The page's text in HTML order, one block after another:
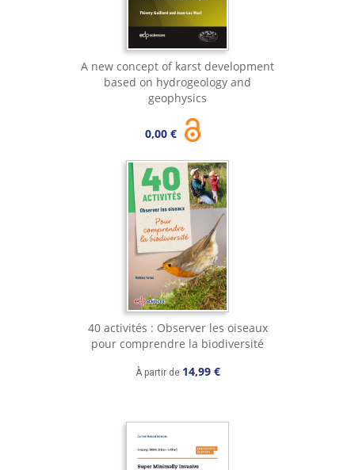
A new concept of karst development
based on hydrogeology and
geophysics
0,00 €
40 activités : Observer les oiseaux
pour comprendre la biodiversité
À partir de 14,99 €